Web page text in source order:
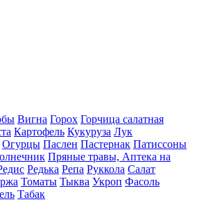
Вигна Горох Горчица салатная
Картофель Кукуруза Лук
Огурцы Паслен Пастернак Патиссоны
Пряные травы, Аптека на
Редька Репа Руккола Салат
Томаты Тыква Укроп Фасоль
Табак